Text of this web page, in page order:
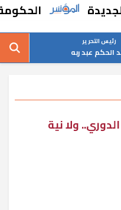
الحكومة
رئيس التحرير
الحكم عبد ربه
ولا نية